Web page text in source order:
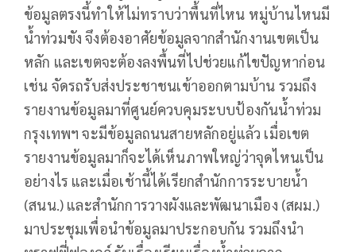
ข้อมูลตรงนี้ทำให้ไม่ทราบว่าพื้นที่ไหน หมู่บ้านไหนมี
น้ำท่วมขัง จึงต้องอาศัยข้อมูลจากสำนักงานเขตเป็น
หลัก และเขตจะต้องลงพื้นที่ไปช่วยแก้ไขปัญหาก่อน
เช่น จัดรถรับส่งประชาชนเข้าออกตามบ้าน รวมถึง
รายงานข้อมูลมาที่ศูนย์ควบคุมระบบป้องกันน้ำท่วม
กรุงเทพฯ จะมีข้อมูลถนนสายหลักอยู่แล้ว เมื่อเขต
รายงานข้อมูลมาก็จะได้เห็นภาพใหญ่ว่าจุดไหนเป็น
อย่างไร และเมื่อเช้านี้ได้เรียกสำนักการระบายน้ำ
(สนน.) และสำนักการวางผังและพัฒนาเมือง (สผม.)
มาประชุมเพื่อนำข้อมูลมาประกอบกัน รวมถึงนำ